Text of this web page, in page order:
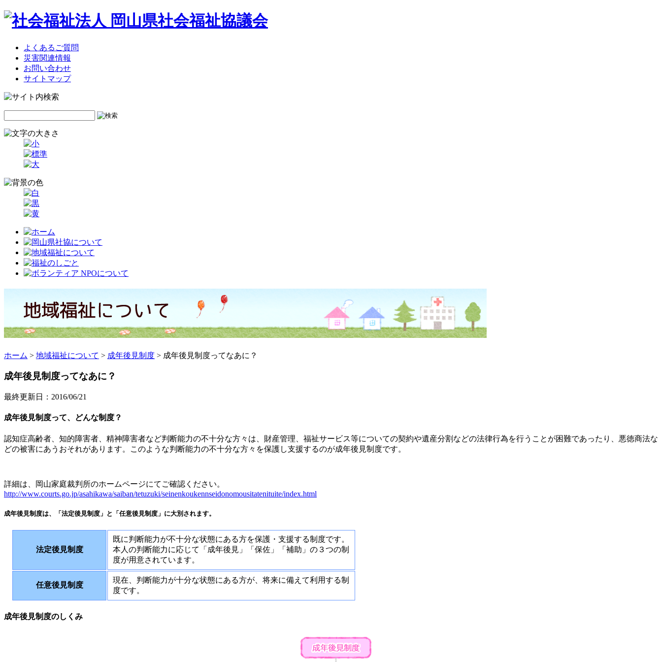
よくあるご質問
災害関連情報
お問い合わせ
サイトマップ
ホーム > 地域福祉について > 成年後見制度 > 成年後見制度ってなあに？
成年後見制度ってなあに？
最終更新日：2016/06/21
成年後見制度って、どんな制度？
認知症高齢者、知的障害者、精神障害者など判断能力の不十分な方々は、財産管理、福祉サービス等についての契約や遺産分割などの法律行為を行うことが困難であったり、悪徳商法な
どの被害にあうおそれがあります。このような判断能力の不十分な方々を保護し支援するのが成年後見制度です。
詳細は、岡山家庭裁判所のホームページにてご確認ください。
http://www.courts.go.jp/asahikawa/saiban/tetuzuki/seinenkoukennseidonomousitatenituite/index.html
成年後見制度は、「法定後見制度」と「任意後見制度」に大別されます。
法定後見制度
既に判断能力が不十分な状態にある方を保護・支援する制度です。
本人の判断能力に応じて「成年後見」「保佐」「補助」の３つの制
度が用意されています。
任意後見制度
現在、判断能力が十分な状態にある方が、将来に備えて利用する制
度です。
成年後見制度のしくみ